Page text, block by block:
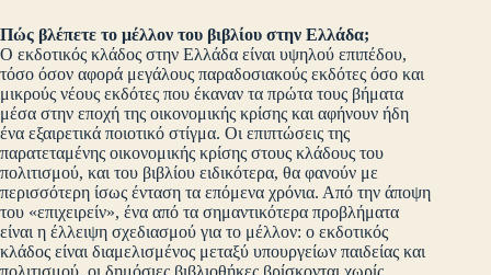
Πώς βλέπετε το μέλλον του βιβλίου στην Ελλάδα;
Ο εκδοτικός κλάδος στην Ελλάδα είναι υψηλού επιπέδου,
τόσο όσον αφορά μεγάλους παραδοσιακούς εκδότες όσο και
μικρούς νέους εκδότες που έκαναν τα πρώτα τους βήματα
μέσα στην εποχή της οικονομικής κρίσης και αφήνουν ήδη
ένα εξαιρετικά ποιοτικό στίγμα. Οι επιπτώσεις της
παρατεταμένης οικονομικής κρίσης στους κλάδους του
πολιτισμού, και του βιβλίου ειδικότερα, θα φανούν με
περισσότερη ίσως ένταση τα επόμενα χρόνια. Από την άποψη
του «επιχειρείν», ένα από τα σημαντικότερα προβλήματα
είναι η έλλειψη σχεδιασμού για το μέλλον: ο εκδοτικός
κλάδος είναι διαμελισμένος μεταξύ υπουργείων παιδείας και
πολιτισμού, οι δημόσιες βιβλιοθήκες βρίσκονται χωρίς